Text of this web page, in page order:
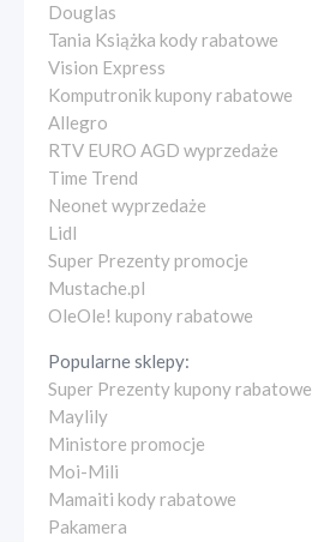
Douglas
Tania Książka kody rabatowe
Vision Express
Komputronik kupony rabatowe
Allegro
RTV EURO AGD wyprzedaże
Time Trend
Neonet wyprzedaże
Lidl
Super Prezenty promocje
Mustache.pl
OleOle! kupony rabatowe
Popularne sklepy:
Super Prezenty kupony rabatowe
Maylily
Ministore promocje
Moi-Mili
Mamaiti kody rabatowe
Pakamera